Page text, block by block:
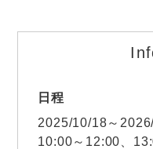
日程
2025/10/18～
10:00～12:00、